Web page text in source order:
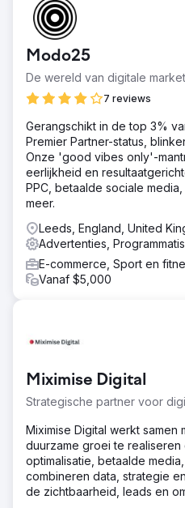
Modo25
De wereld van digitale
7 reviews
Gerangschikt in de top 3%
Premier Partner-status,
Onze 'good vibes only'-
eerlijkheid en
PPC, betaalde sociale
meer.
Leeds, England, United
Advertenties,
E-commerce, Sport en
Vanaf $5,000
Miximise Digital
Strategische partner voor
Miximise Digital werkt samen
duurzame groei te realiseren
optimalisatie, betaalde media,
combineren data, strategie
de zichtbaarheid, leads en